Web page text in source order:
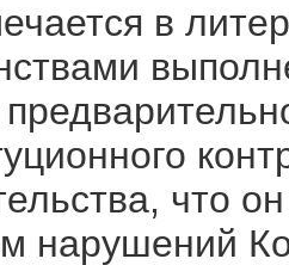
в
что
нарушений